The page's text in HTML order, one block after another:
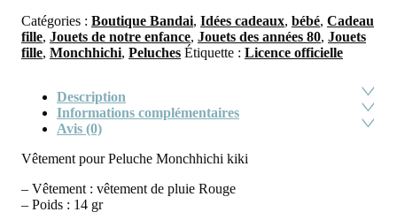
Catégories : Boutique Bandai, Idées cadeaux, bébé, Cadeau
fille, Jouets de notre enfance, Jouets des années 80, Jouets
fille, Monchhichi, Peluches Étiquette : Licence officielle
Description
Informations complémentaires
Avis (0)
Vêtement pour Peluche Monchhichi kiki
– Vêtement : vêtement de pluie Rouge
– Poids : 14 gr